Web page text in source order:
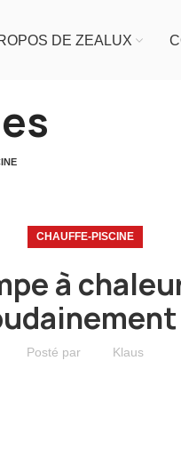
DE ZEALUX
CHAUFFE-PISCINE
à
Posté par Klaus